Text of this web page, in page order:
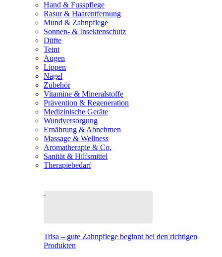
Hand & Fusspflege
Rasur & Haarentfernung
Mund & Zahnpflege
Sonnen- & Insektenschutz
Düfte
Teint
Augen
Lippen
Nägel
Zubehör
Vitamine & Mineralstoffe
Prävention & Regeneration
Medizinische Geräte
Wundversorgung
Ernährung & Abnehmen
Massage & Wellness
Aromatherapie & Co.
Sanität & Hilfsmittel
Therapiebedarf
Trisa – gute Zahnpflege beginnt bei den richtigen
Produkten